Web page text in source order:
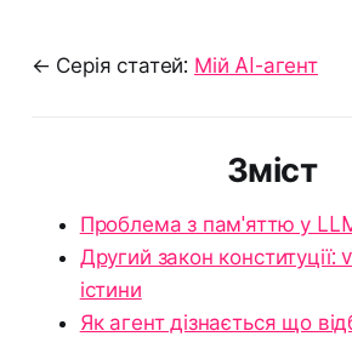
← Серія статей: Мій AI-агент
Зміст
Проблема з пам'яттю у
Другий закон
істини
Як агент дізнається що